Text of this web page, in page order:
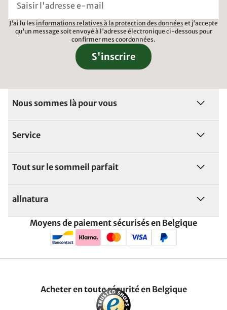
J'ai lu les informations relatives à la protection des données et j'accepte
qu'un message soit envoyé à l'adresse électronique ci-dessous pour
confirmer mes coordonnées.
S'inscrire
Nous sommes là pour vous
Service
Tout sur le sommeil parfait
allnatura
Moyens de paiement sécurisés en Belgique
Acheter en toute sécurité en Belgique